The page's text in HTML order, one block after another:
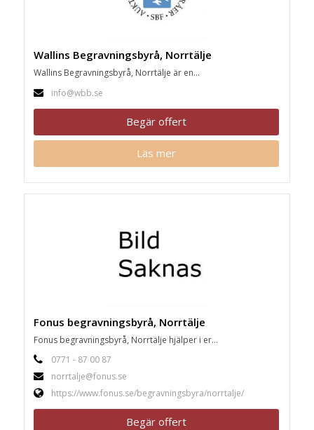
Wallins Begravningsbyrå, Norrtälje
Wallins Begravningsbyrå, Norrtälje är en...
info@wbb.se
Begär offert
Läs mer
Fonus begravningsbyrå, Norrtälje
Fonus begravningsbyrå, Norrtälje hjälper i er...
0771 - 87 00 87
norrtalje@fonus.se
https://www.fonus.se/begravningsbyra/norrtalje/
Begär offert